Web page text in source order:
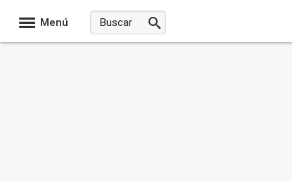
Menú